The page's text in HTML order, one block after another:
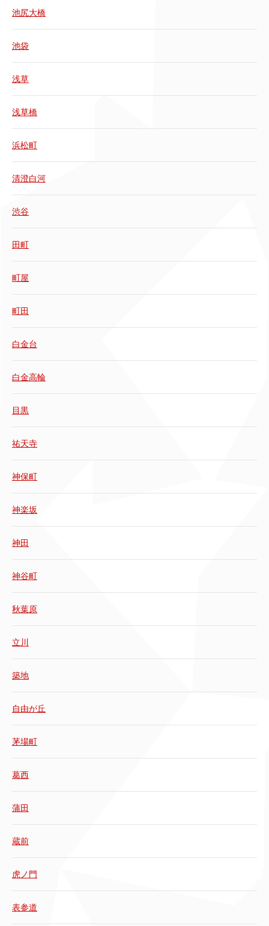
池尻大橋
池袋
浅草
浅草橋
浜松町
清澄白河
渋谷
田町
町屋
町田
白金台
白金高輪
目黒
祐天寺
神保町
神楽坂
神田
神谷町
秋葉原
立川
築地
自由が丘
茅場町
葛西
蒲田
蔵前
虎ノ門
表参道